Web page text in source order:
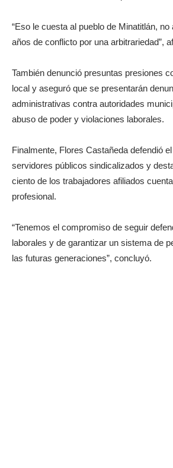
“Eso le cuesta al pueblo de Minatitlán,
años de conflicto por una arbitrariedad”,
También denunció presuntas presiones
local y aseguró que se presentarán
administrativas contra autoridades
abuso de poder y violaciones laborales.
Finalmente, Flores Castañeda defendió
servidores públicos sindicalizados y
ciento de los trabajadores afiliados
profesional.
“Tenemos el compromiso de seguir
laborales y de garantizar un sistema de
las futuras generaciones”, concluyó.